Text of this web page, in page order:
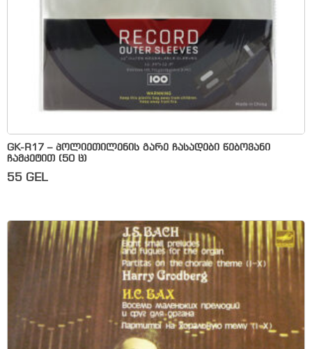
GK-R17 – პოლიეთილენის გარე ჩასადები წებოვანი
ჩამკეტით (50 ც)
55 GEL